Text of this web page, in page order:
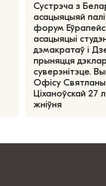
Сустрэча з
асацыяцыяй
форум
асацыяцыі
дэмакратаў і
прыняцця
суверэнітэце.
Офісу Святланы
Ціханоўскай 27
жніўня